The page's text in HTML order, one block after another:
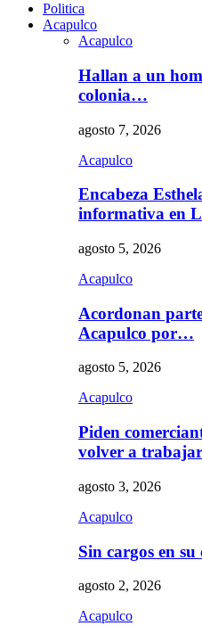
Politica
Acapulco
Acapulco
Hallan a un
colonia…
agosto 7, 2026
Acapulco
Encabeza
informativa en
agosto 5, 2026
Acapulco
Acordonan
Acapulco por…
agosto 5, 2026
Acapulco
Piden
volver a
agosto 3, 2026
Acapulco
Sin cargos en
agosto 2, 2026
Acapulco